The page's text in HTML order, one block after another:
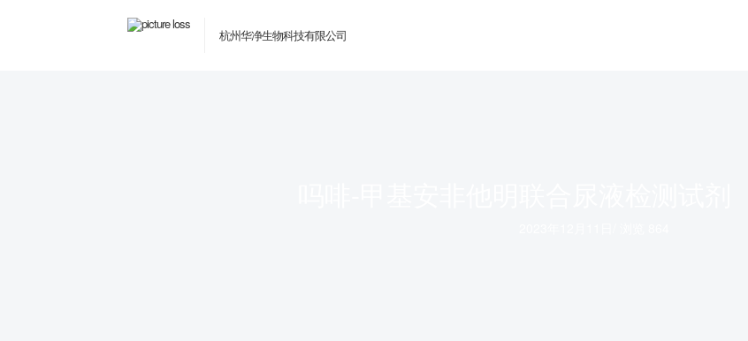
杭州华净生物科技有限公司